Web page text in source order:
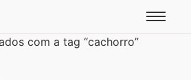
com a tag “cachorro”